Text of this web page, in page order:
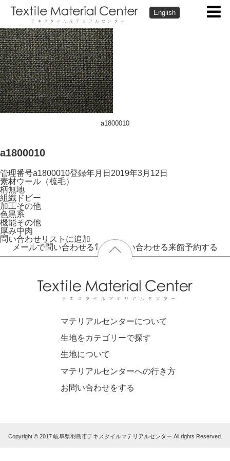
English
a1800010
a1800010
管理番号a1800010登録年月日 2019年3月12日
素材ウール（梳毛）
柄無地
組織 ドビー
加工その他
色黒系
機能その他
厚み中肉
問い合わせリストに追加
メールで問い合わせる電話で問い合わせる来館予約する
マテリアルセンターについて
生地をカテゴリーで探す
生地について
マテリアルセンターへの行き方
お問い合わせをする
Copyright © 2017 岐阜県羽島市テキスタイルマテリアルセンター All rights Reserved.